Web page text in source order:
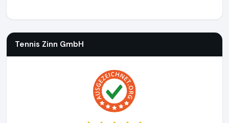
Tennis Zinn GmbH